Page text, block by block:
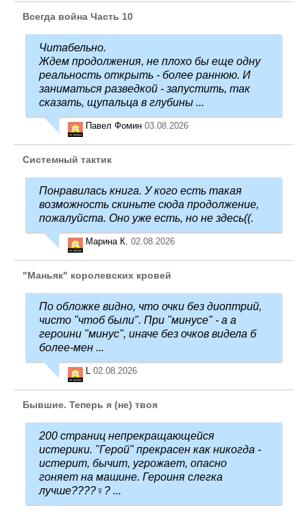
Всегда война Часть 10
Читабельно.
Ждем продолжения, не плохо бы еще одну
реальность открыть - более раннюю. И
заниматься разведкой - запустить, так
сказать, щупальца в глубины ...
Павел Фомин 03.08.2026
Системный тактик
Понравилась книга. У кого есть такая
возможность скиньте сюда продолжение,
пожалуйста. Оно уже есть, но не здесь((.
Марина К. 02.08.2026
"Маньяк" королевских кровей
По обложке видно, что очки без диоптрий,
чисто "чтоб были". При "минусе" - а а
героини "минус", иначе без очков видела б
более-мен ...
L 02.08.2026
Бывшие. Теперь я (не) твоя
200 страниц непрекращающейся
истерики. "Герой" прекрасен как никогда -
истерит, бычит, угрожает, опасно
гоняет на машине. Героиня слегка
лучше????‍♀️? ...